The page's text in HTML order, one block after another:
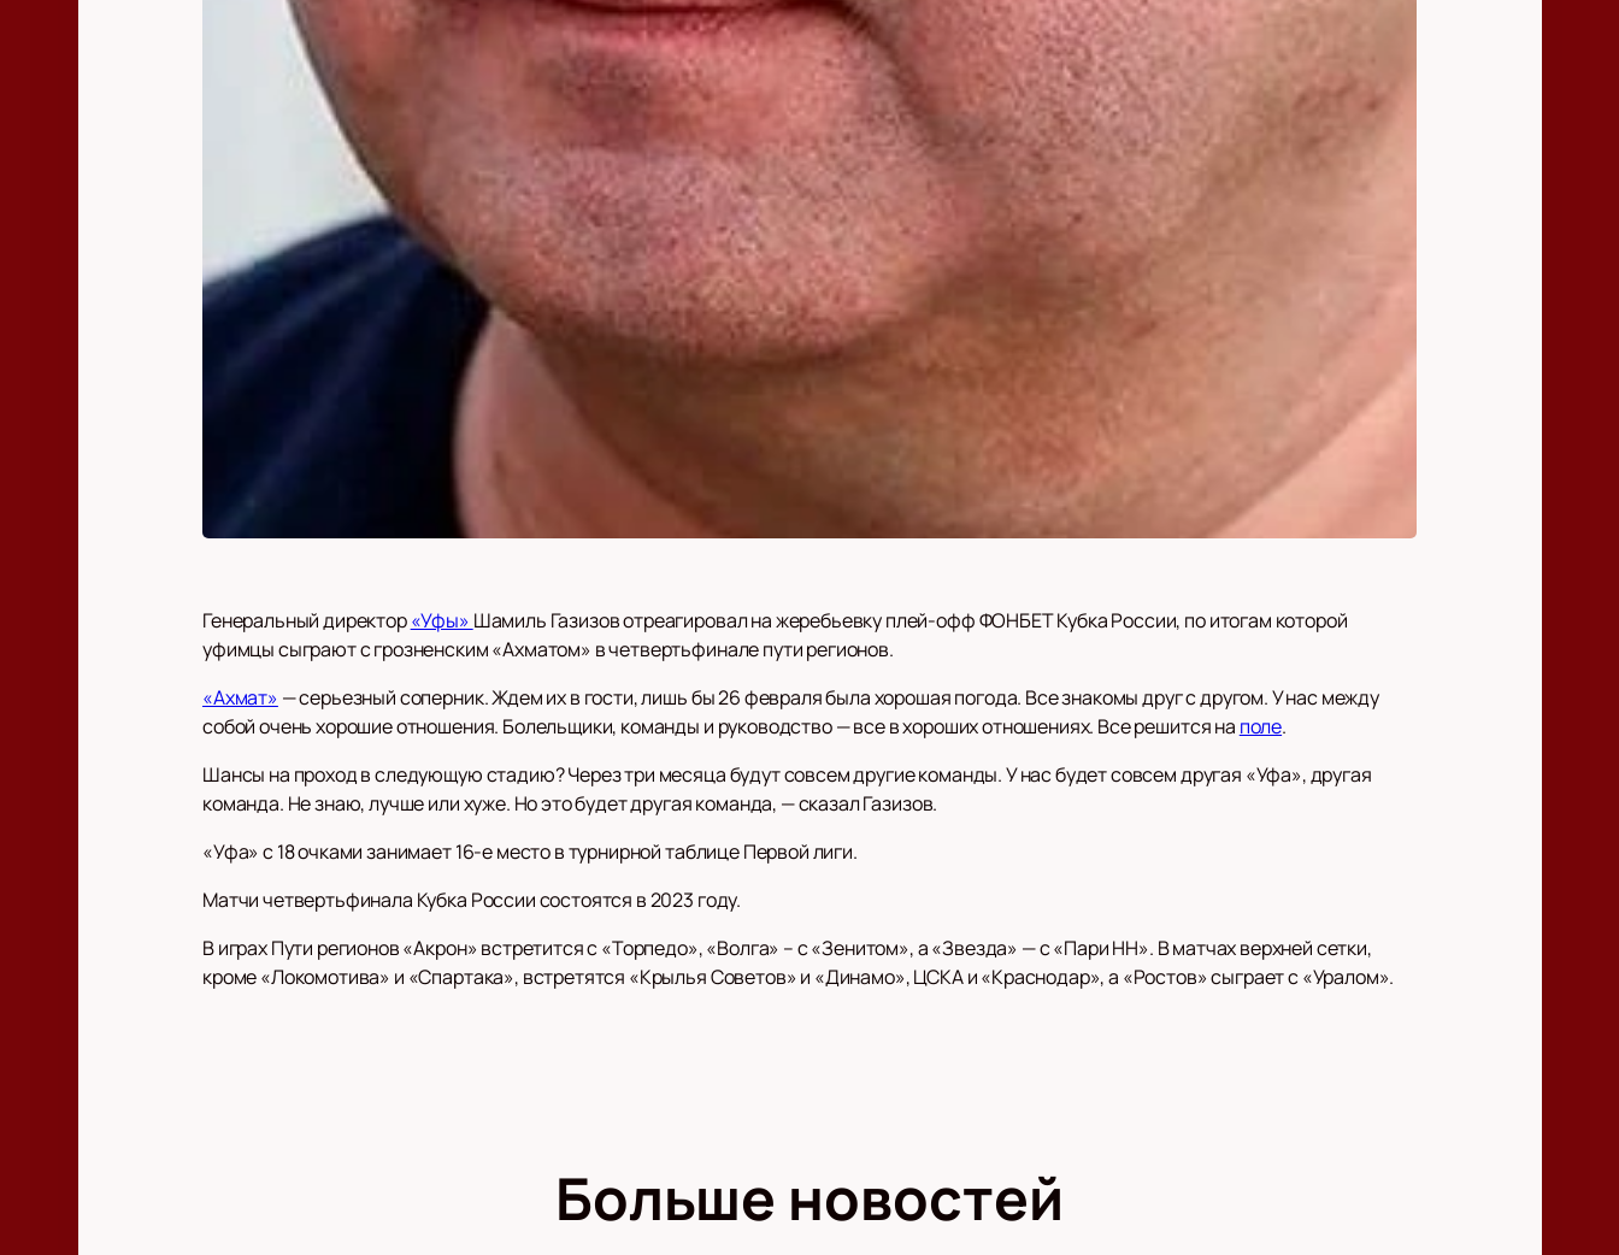
Генеральный директор«Уфы» Шамиль Газизов отреагировал на жеребьевку плей-офф ФОНБЕТ Кубка России, по итогам которой
уфимцы сыграют с грозненским «Ахматом» в четвертьфинале пути регионов.
«Ахмат» — серьезный соперник. Ждем их в гости, лишь бы 26 февраля была хорошая погода. Все знакомы друг с другом. У нас между
собой очень хорошие отношения. Болельщики, команды и руководство — все в хороших отношениях. Все решится на поле.
Шансы на проход в следующую стадию? Через три месяца будут совсем другие команды. У нас будет совсем другая «Уфа», другая
команда. Не знаю, лучше или хуже. Но это будет другая команда, — сказал Газизов.
«Уфа» с 18 очками занимает 16-е место в турнирной таблице Первой лиги.
Матчи четвертьфинала Кубка России состоятся в 2023 году.
В играх Пути регионов «Акрон» встретится с «Торпедо», «Волга» – с «Зенитом», а «Звезда» — с «Пари НН». В матчах верхней сетки,
кроме «Локомотива» и «Спартака», встретятся «Крылья Советов» и «Динамо», ЦСКА и «Краснодар», а «Ростов» сыграет с «Уралом».
Больше новостей